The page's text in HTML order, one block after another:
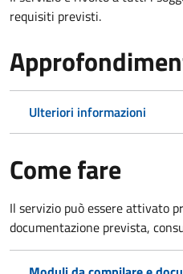
requisiti previsti.
Ulteriori informazioni
Come fare
Il servizio può essere attivato
documentazione prevista,